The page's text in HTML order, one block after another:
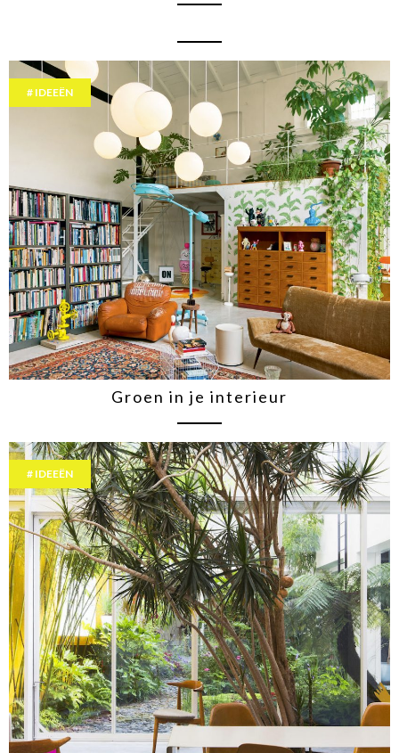
IDEEËN
Groen in je interieur
IDEEËN